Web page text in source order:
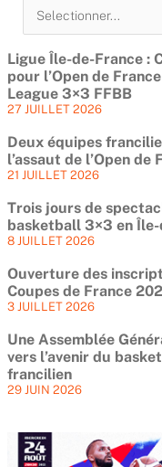
Ligue Île-de-France :
pour l’Open de
League 3×3 FFBB
27 JUILLET 2026
Deux équipes
l’assaut de l’Open de
21 JUILLET 2026
Trois jours de
basketball 3×3 en Île-
8 JUILLET 2026
Ouverture des
Coupes de France
3 JUILLET 2026
Une Assemblée
vers l’avenir du
francilien
29 JUIN 2026